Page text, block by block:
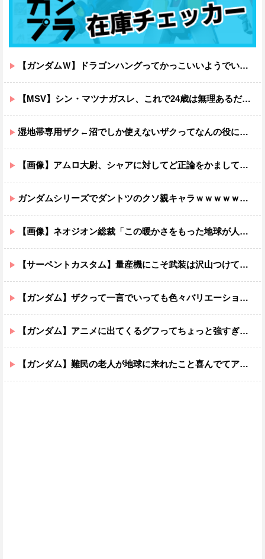
【ガンダムＷ】ドラゴンハングってかっこいいようでいて実は全然かっこよくないのでは？
【MSV】シン・マツナガスレ、これで24歳は無理あるだろ…
湿地帯専用ザク←沼でしか使えないザクってなんの役に立つ設定なんだ？
【画像】アムロ大尉、シャアに対してど正論をかましてしまうｗｗｗｗｗｗｗｗｗｗ
ガンダムシリーズでダントツのクソ親キャラｗｗｗｗｗｗｗｗｗｗｗｗ
【画像】ネオジオン総裁「この暖かさをもった地球が人間さえ破壊するんだ（汗だく）」
【サーペントカスタム】量産機にこそ武装は沢山つけてほしいよね
【ガンダム】ザクって一言でいっても色々バリエーションがあるよね
【ガンダム】アニメに出てくるグフってちょっと強すぎじゃない？
【ガンダム】難民の老人が地球に来れたこと喜んでてアレ？連邦もやってることヤバくない？ってなる